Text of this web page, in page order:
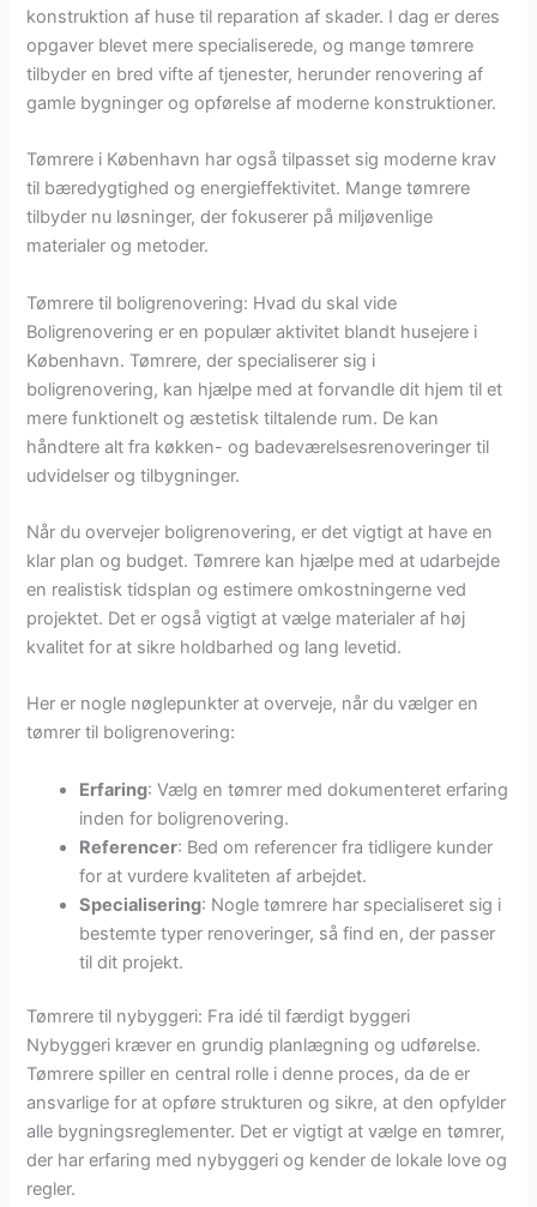
konstruktion af huse til reparation af skader. I dag er deres
opgaver blevet mere specialiserede, og mange tømrere
tilbyder en bred vifte af tjenester, herunder renovering af
gamle bygninger og opførelse af moderne konstruktioner.
Tømrere i København har også tilpasset sig moderne krav
til bæredygtighed og energieffektivitet. Mange tømrere
tilbyder nu løsninger, der fokuserer på miljøvenlige
materialer og metoder.
Tømrere til boligrenovering: Hvad du skal vide
Boligrenovering er en populær aktivitet blandt husejere i
København. Tømrere, der specialiserer sig i
boligrenovering, kan hjælpe med at forvandle dit hjem til et
mere funktionelt og æstetisk tiltalende rum. De kan
håndtere alt fra køkken- og badeværelsesrenoveringer til
udvidelser og tilbygninger.
Når du overvejer boligrenovering, er det vigtigt at have en
klar plan og budget. Tømrere kan hjælpe med at udarbejde
en realistisk tidsplan og estimere omkostningerne ved
projektet. Det er også vigtigt at vælge materialer af høj
kvalitet for at sikre holdbarhed og lang levetid.
Her er nogle nøglepunkter at overveje, når du vælger en
tømrer til boligrenovering:
Erfaring: Vælg en tømrer med dokumenteret erfaring
inden for boligrenovering.
Referencer: Bed om referencer fra tidligere kunder
for at vurdere kvaliteten af arbejdet.
Specialisering: Nogle tømrere har specialiseret sig i
bestemte typer renoveringer, så find en, der passer
til dit projekt.
Tømrere til nybyggeri: Fra idé til færdigt byggeri
Nybyggeri kræver en grundig planlægning og udførelse.
Tømrere spiller en central rolle i denne proces, da de er
ansvarlige for at opføre strukturen og sikre, at den opfylder
alle bygningsreglementer. Det er vigtigt at vælge en tømrer,
der har erfaring med nybyggeri og kender de lokale love og
regler.